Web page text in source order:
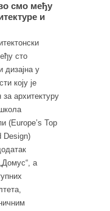
смо међу
и
сто
дизајна у
коју је
за архитектуру
(Europe’s Top
Design)
а